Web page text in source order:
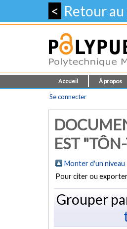
< Retour
Accueil À propos
Se connecter
EST "
Monter d'un niveau
Pour citer ou
Grouper